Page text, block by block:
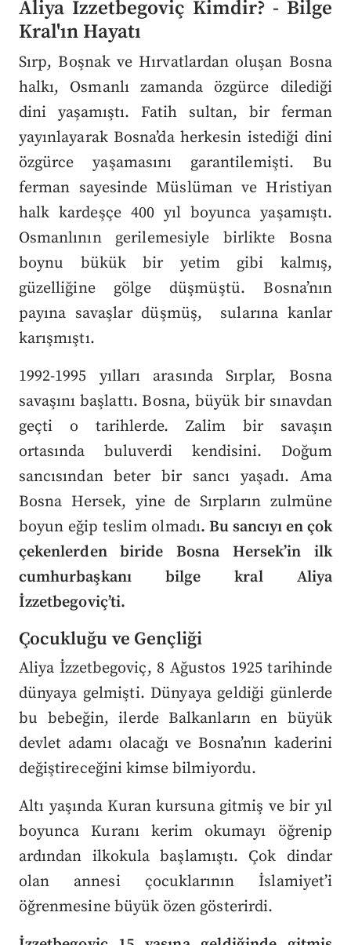
Aliya İzzetbegoviç Kimdir? - Bilge
Kral'ın Hayatı
Sırp, Boşnak ve Hırvatlardan oluşan Bosna
halkı, Osmanlı zamanda özgürce dilediği
dini yaşamıştı. Fatih sultan, bir ferman
yayınlayarak Bosna’da herkesin istediği dini
özgürce yaşamasını garantilemişti. Bu
ferman sayesinde Müslüman ve Hristiyan
halk kardeşçe 400 yıl boyunca yaşamıştı.
Osmanlının gerilemesiyle birlikte Bosna
boynu bükük bir yetim gibi kalmış,
güzelliğine gölge düşmüştü. Bosna’nın
payına savaşlar düşmüş, sularına kanlar
karışmıştı.
1992-1995 yılları arasında Sırplar, Bosna
savaşını başlattı. Bosna, büyük bir sınavdan
geçti o tarihlerde. Zalim bir savaşın
ortasında buluverdi kendisini. Doğum
sancısından beter bir sancı yaşadı. Ama
Bosna Hersek, yine de Sırpların zulmüne
boyun eğip teslim olmadı. Bu sancıyı en çok
çekenlerden biride Bosna Hersek’in ilk
cumhurbaşkanı bilge kral Aliya
İzzetbegoviç’ti.
Çocukluğu ve Gençliği
Aliya İzzetbegoviç, 8 Ağustos 1925 tarihinde
dünyaya gelmişti. Dünyaya geldiği günlerde
bu bebeğin, ilerde Balkanların en büyük
devlet adamı olacağı ve Bosna’nın kaderini
değiştireceğini kimse bilmiyordu.
Altı yaşında Kuran kursuna gitmiş ve bir yıl
boyunca Kuranı kerim okumayı öğrenip
ardından ilkokula başlamıştı. Çok dindar
olan annesi çocuklarının İslamiyet’i
öğrenmesine büyük özen gösterirdi.